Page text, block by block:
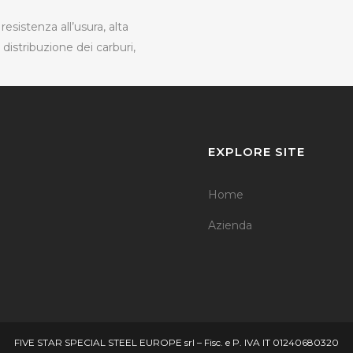
all’usura, alta
dei carburi,
EXPLORE SITE
Home
Azienda
FIVE STAR SPECIAL STEEL EUROPE srl – Fisc. e P. IVA IT 01240680320